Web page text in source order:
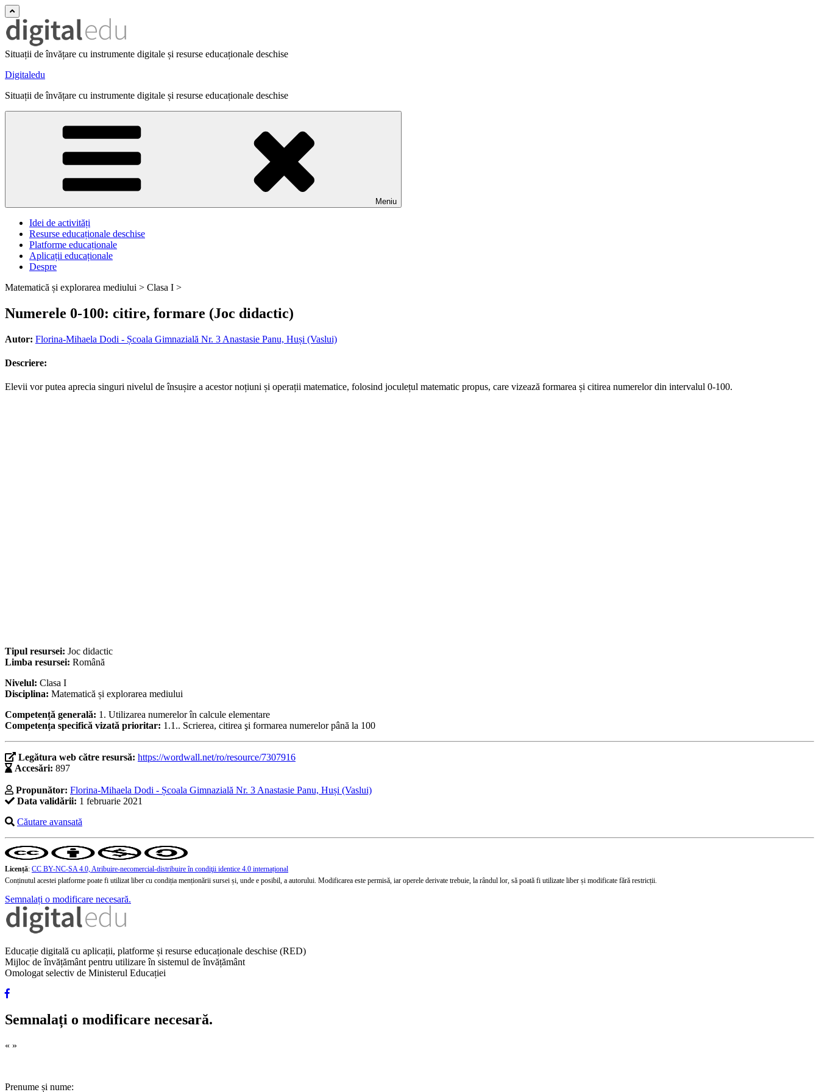
Situații de învățare cu instrumente digitale și resurse educaționale deschise
Digitaledu
Situații de învățare cu instrumente digitale și resurse educaționale deschise
Meniu
Idei de activități
Resurse educaționale deschise
Platforme educaționale
Aplicații educaționale
Despre
Matematică și explorarea mediului > Clasa I >
Numerele 0-100: citire, formare (Joc didactic)
Autor: Florina-Mihaela Dodi - Școala Gimnazială Nr. 3 Anastasie Panu, Huși (Vaslui)
Descriere:
Elevii vor putea aprecia singuri nivelul de însușire a acestor noțiuni și operații matematice, folosind joculețul matematic propus, care vizează formarea și citirea numerelor din intervalul 0-100.
Tipul resursei: Joc didactic
Limba resursei: Română
Nivelul: Clasa I
Disciplina: Matematică și explorarea mediului
Competență generală: 1. Utilizarea numerelor în calcule elementare
Competența specifică vizată prioritar: 1.1.. Scrierea, citirea şi formarea numerelor până la 100
Legătura web către resursă: https://wordwall.net/ro/resource/7307916
Accesări: 897
Propunător: Florina-Mihaela Dodi - Școala Gimnazială Nr. 3 Anastasie Panu, Huși (Vaslui)
Data validării: 1 februarie 2021
Căutare avansată
Licență: CC BY-NC-SA 4.0, Atribuire-necomercial-distribuire în condiţii identice 4.0 internațional
Conținutul acestei platforme poate fi utilizat liber cu condiția menționării sursei și, unde e posibil, a autorului. Modificarea este permisă, iar operele derivate trebuie, la rândul lor, să poată fi utilizate liber și modificate fără restricții.
Semnalați o modificare necesară.
Educație digitală cu aplicații, platforme și resurse educaționale deschise (RED)
Mijloc de învățământ pentru utilizare în sistemul de învățământ
Omologat selectiv de Ministerul Educației
Semnalați o modificare necesară.
« »
Prenume și nume: